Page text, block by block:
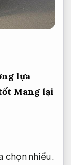
lựa
Mang lại
chọn nhiều.